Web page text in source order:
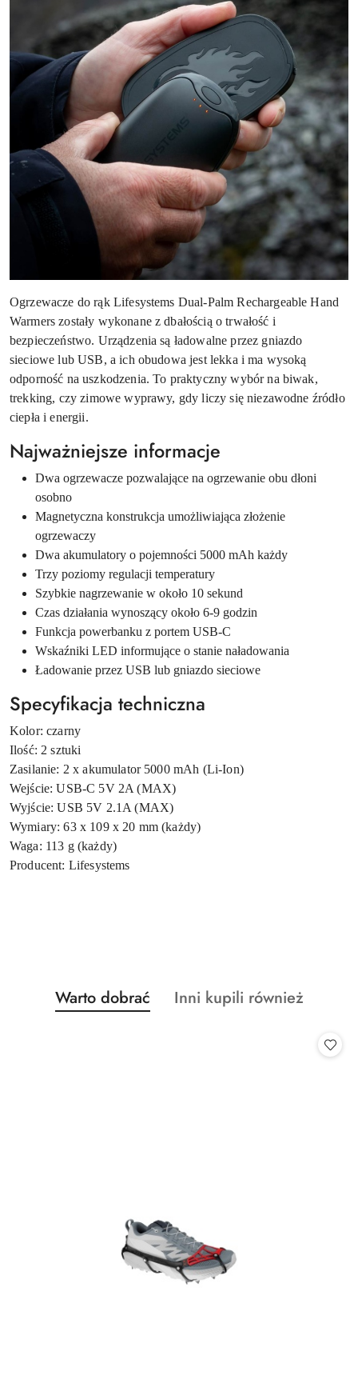
Ogrzewacze do rąk Lifesystems Dual-Palm Rechargeable Hand
Warmers zostały wykonane z dbałością o trwałość i
bezpieczeństwo. Urządzenia są ładowalne przez gniazdo
sieciowe lub USB, a ich obudowa jest lekka i ma wysoką
odporność na uszkodzenia. To praktyczny wybór na biwak,
trekking, czy zimowe wyprawy, gdy liczy się niezawodne źródło
ciepła i energii.
Najważniejsze informacje
Dwa ogrzewacze pozwalające na ogrzewanie obu dłoni
osobno
Magnetyczna konstrukcja umożliwiająca złożenie
ogrzewaczy
Dwa akumulatory o pojemności 5000 mAh każdy
Trzy poziomy regulacji temperatury
Szybkie nagrzewanie w około 10 sekund
Czas działania wynoszący około 6-9 godzin
Funkcja powerbanku z portem USB-C
Wskaźniki LED informujące o stanie naładowania
Ładowanie przez USB lub gniazdo sieciowe
Specyfikacja techniczna
Kolor: czarny
Ilość: 2 sztuki
Zasilanie: 2 x akumulator 5000 mAh (Li-Ion)
Wejście: USB-C 5V 2A (MAX)
Wyjście: USB 5V 2.1A (MAX)
Wymiary: 63 x 109 x 20 mm (każdy)
Waga: 113 g (każdy)
Producent: Lifesystems
Pomiń karuzelę produktów
Produkty
o
Warto dobrać
Produkty
Inni kupili również